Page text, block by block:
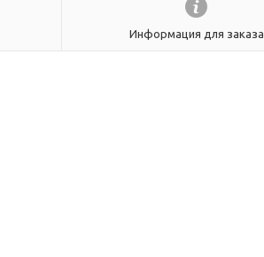
Информация для заказа